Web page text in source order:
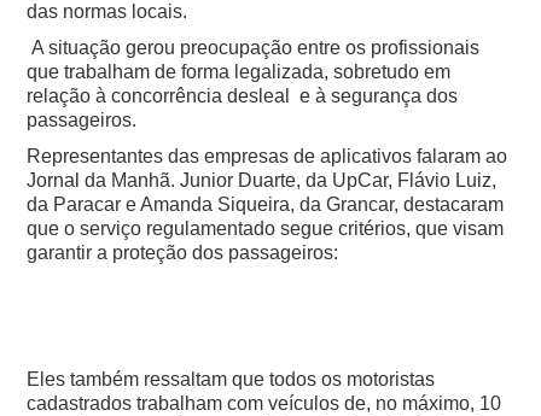
das normas locais.
A situação gerou preocupação entre os profissionais
que trabalham de forma legalizada, sobretudo em
relação à concorrência desleal e à segurança dos
passageiros.
Representantes das empresas de aplicativos falaram ao
Jornal da Manhã. Junior Duarte, da UpCar, Flávio Luiz,
da Paracar e Amanda Siqueira, da Grancar, destacaram
que o serviço regulamentado segue critérios, que visam
garantir a proteção dos passageiros:
Eles também ressaltam que todos os motoristas
cadastrados trabalham com veículos de, no máximo, 10